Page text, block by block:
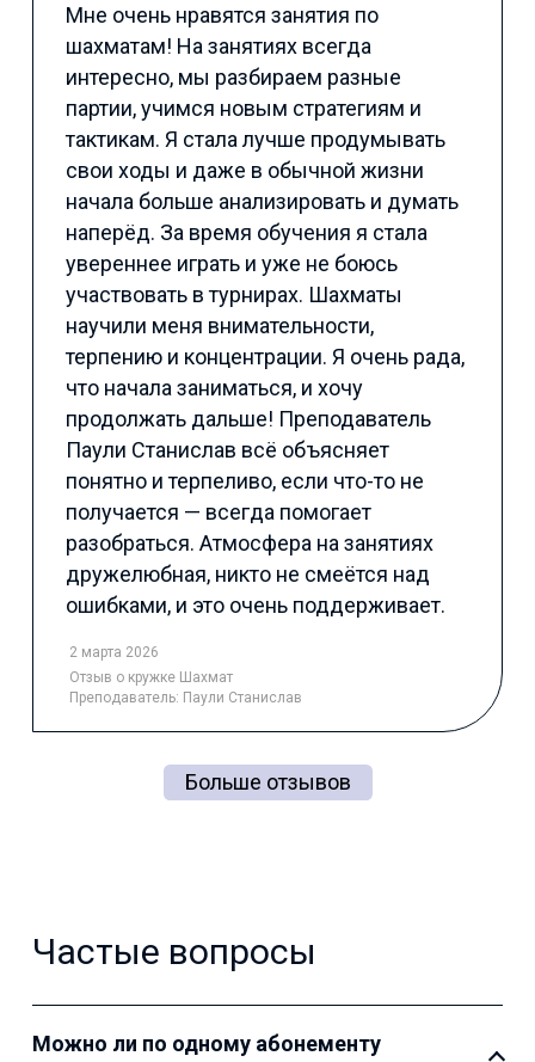
Мне очень нравятся занятия по
шахматам! На занятиях всегда
интересно, мы разбираем разные
партии, учимся новым стратегиям и
тактикам. Я стала лучше продумывать
свои ходы и даже в обычной жизни
начала больше анализировать и думать
наперёд. За время обучения я стала
увереннее играть и уже не боюсь
участвовать в турнирах. Шахматы
научили меня внимательности,
терпению и концентрации. Я очень рада,
что начала заниматься, и хочу
продолжать дальше! Преподаватель
Паули Станислав всё объясняет
понятно и терпеливо, если что-то не
получается — всегда помогает
разобраться. Атмосфера на занятиях
дружелюбная, никто не смеётся над
ошибками, и это очень поддерживает.
2 марта 2026
Отзыв о кружке Шахмат
Преподаватель: Паули Станислав
Больше отзывов
Частые вопросы
Можно ли по одному абонементу